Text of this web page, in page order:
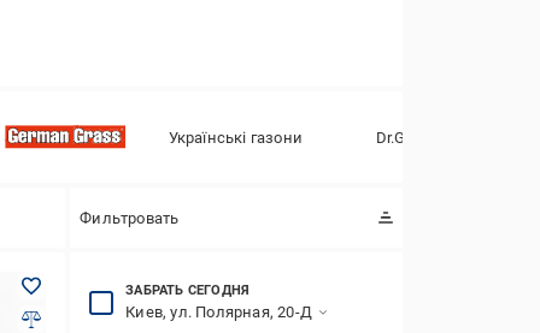
Українські газони Dr.Green
Фильтровать
ЗАБРАТЬ СЕГОДНЯ
Киев, ул. Полярная, 20-Д